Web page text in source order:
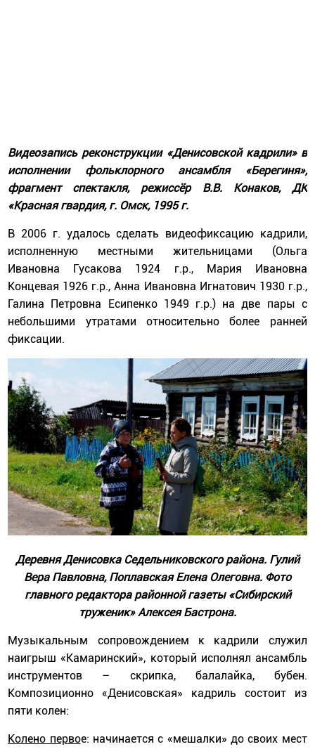
Видеозапись реконструкции «Денисовской кадрили» в
исполнении фольклорного ансамбля «Берегиня»,
фрагмент спектакля, режиссёр В.В. Конаков, ДК
«Красная гвардия, г. Омск, 1995 г.
В 2006 г. удалось сделать видеофиксацию кадрили,
исполненную местными жительницами (Ольга
Ивановна Гусакова 1924 г.р., Мария Ивановна
Концевая 1926 г.р., Анна Ивановна Игнатович 1930 г.р.,
Галина Петровна Есипенко 1949 г.р.) на две пары с
небольшими утратами относительно более ранней
фиксации.
Деревня Денисовка Седельниковского района. Гулий
Вера Павловна, Поплавская Елена Олеговна. Фото
главного редактора районной газеты «Сибирский
труженик» Алексея Бастрона.
Музыкальным сопровождением к кадрили служил
наигрыш «Камаринский», который исполнял ансамбль
инструментов – скрипка, балалайка, бубен.
Композиционно «Денисовская» кадриль состоит из
пяти колен:
Колено первое: начинается с «мешалки» до своих мест